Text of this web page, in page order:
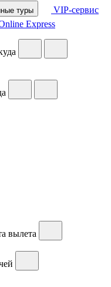
туры
VIP-сервис
Express
вылета